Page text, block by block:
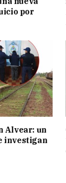
por
Alvear: un
investigan